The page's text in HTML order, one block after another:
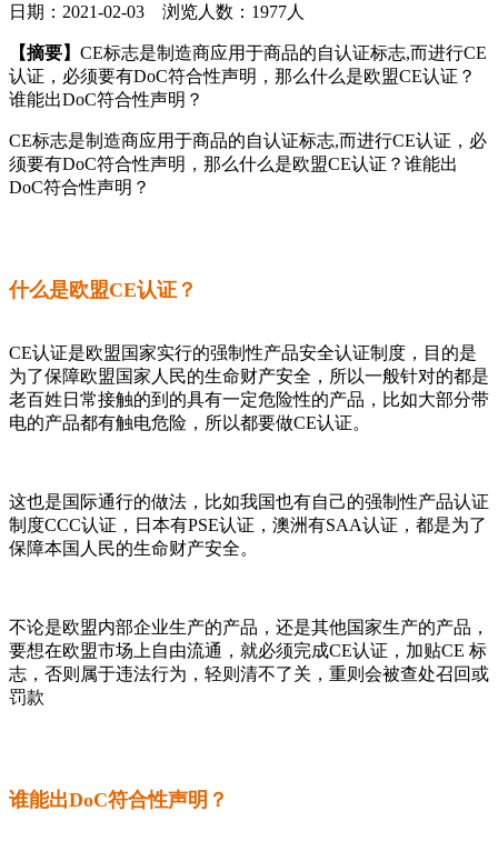
日期：2021-02-03 浏览人数：1977人
【摘要】 CE标志是制造商应用于商品的自认证标志,而进行CE
认证，必须要有DoC符合性声明，那么什么是欧盟CE认证？
谁能出DoC符合性声明？
CE标志是制造商应用于商品的自认证标志,而进行CE认证，必
须要有DoC符合性声明，那么什么是欧盟CE认证？谁能出
DoC符合性声明？
什么是欧盟CE认证？
CE认证是欧盟国家实行的强制性产品安全认证制度，目的是
为了保障欧盟国家人民的生命财产安全，所以一般针对的都是
老百姓日常接触的到的具有一定危险性的产品，比如大部分带
电的产品都有触电危险，所以都要做CE认证。
这也是国际通行的做法，比如我国也有自己的强制性产品认证
制度CCC认证，日本有PSE认证，澳洲有SAA认证，都是为了
保障本国人民的生命财产安全。
不论是欧盟内部企业生产的产品，还是其他国家生产的产品，
要想在欧盟市场上自由流通，就必须完成CE认证，加贴CE 标
志，否则属于违法行为，轻则清不了关，重则会被查处召回或
罚款
谁能出DoC符合性声明？